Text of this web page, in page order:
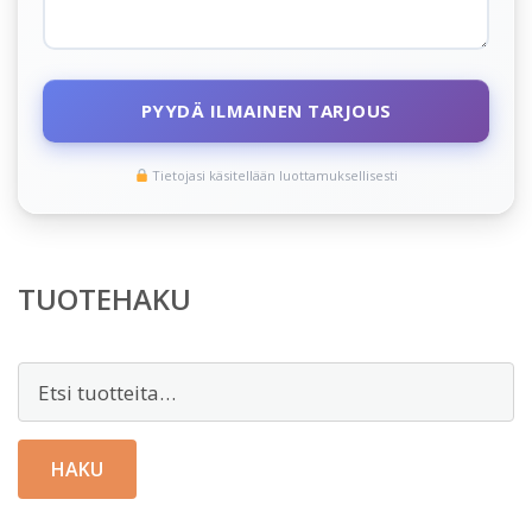
PYYDÄ ILMAINEN TARJOUS
Tietojasi käsitellään luottamuksellisesti
TUOTEHAKU
HAKU